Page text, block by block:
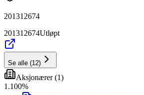
201312674
201312674Utløpt
Se alle (12)
Aksjonærer(1)
1 .100%